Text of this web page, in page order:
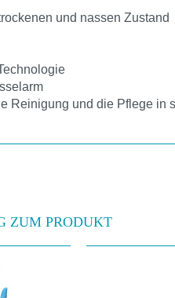
und nassen Zustand
Reinigung und die Pflege
ZUM PRODUKT